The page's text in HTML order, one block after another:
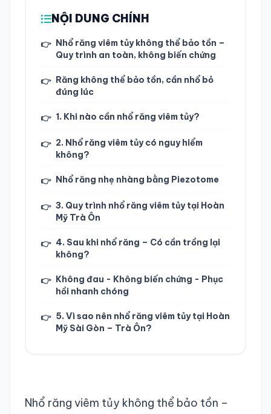
NỘI DUNG CHÍNH
👉 Nhổ răng viêm tủy không thể bảo tồn –
Quy trình an toàn, không biến chứng
👉 Răng không thể bảo tồn, cần nhổ bỏ
đúng lúc
👉 1. Khi nào cần nhổ răng viêm tủy?
👉 2. Nhổ răng viêm tủy có nguy hiểm
không?
👉 Nhổ răng nhẹ nhàng bằng Piezotome
👉 3. Quy trình nhổ răng viêm tủy tại Hoàn
Mỹ Trà Ôn
👉 4. Sau khi nhổ răng – Có cần trồng lại
không?
👉 Không đau - Không biến chứng - Phục
hồi nhanh chóng
👉 5. Vì sao nên nhổ răng viêm tủy tại Hoàn
Mỹ Sài Gòn – Trà Ôn?
Nhổ răng viêm tủy không thể bảo tồn –